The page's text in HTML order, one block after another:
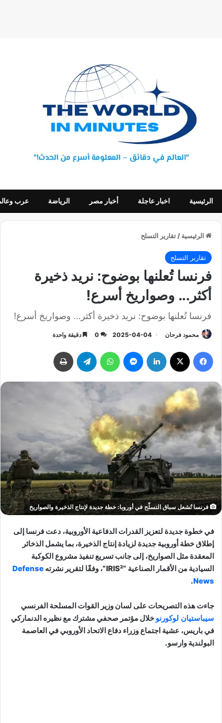
الرئيسية اخبار عاجلة أخبار مصر الرياضة عرب
الرئيسية / تقارير التسلح
تقارير التسلح
فرنسا تُعلنها بوضوح: نريد ذخيرة
أكثر... وصواريخ أسرع!
فرنسا تُعلنها بوضوح: نريد ذخيرة أكثر... وصواريخ أسرع!
محمود فرحان 2025-04-04
0 دقيقة واحدة
فرنسا تُشعل سباق التسلّح في أوروبا: خطة جديدة لإنتاج الذخيرة والصواريخ
في خطوة جديدة لتعزيز القدرات الدفاعية الأوروبية، دعت فرنسا إلى
إطلاق خطة أوروبية جديدة لزيادة إنتاج الذخيرة، بما يشمل الذخائر
المعقدة مثل الصواريخ، إلى جانب تسريع تنفيذ مشروع الكوكبة
السيادية من الأقمار الصناعية “IRIS²”، وفقًا لتقرير نشرته
Defense
News
.
جاءت هذه التصريحات على لسان وزير القوات المسلحة الفرنسي
سيباستيان لوكورنو خلال مؤتمر صحفي مشترك مع نظيره الدنماركي
في باريس، عشية اجتماع وزراء دفاع الاتحاد الأوروبي في العاصمة
البولندية وارسو.